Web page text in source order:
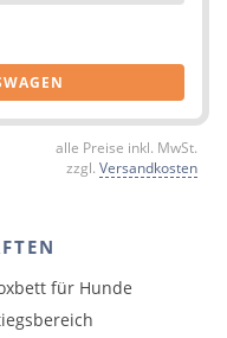
alle Preise inkl. MwSt.
zzgl. Versandkosten
für Hunde